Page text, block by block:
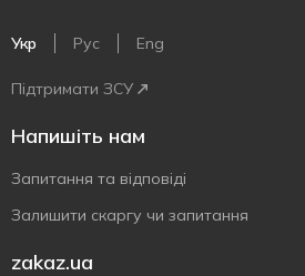
Укр Рус Eng
Підтримати ЗСУ
Напишіть нам
Запитання та відповіді
Залишити скаргу чи запитання
zakaz.ua